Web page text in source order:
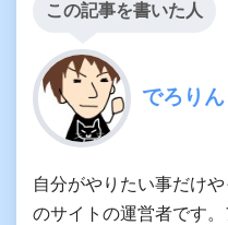
この記事を書いた人
でろりん
自分がやりたい事だけ
のサイトの運営者です